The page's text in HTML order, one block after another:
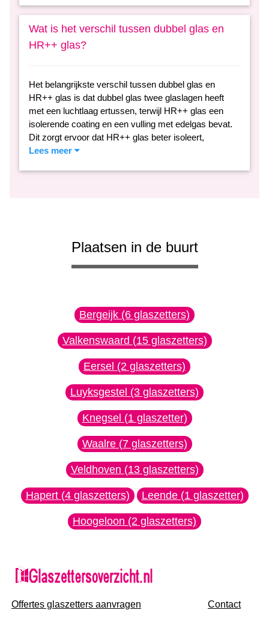
Wat is het verschil tussen dubbel glas en
HR++ glas?
Het belangrijkste verschil tussen dubbel glas en
HR++ glas is dat dubbel glas twee glaslagen heeft
met een luchtlaag ertussen, terwijl HR++ glas een
isolerende coating en een vulling met edelgas bevat.
Dit zorgt ervoor dat HR++ glas beter isoleert,
Lees meer
Plaatsen in de buurt
Bergeijk (6 glaszetters)
Valkenswaard (15 glaszetters)
Eersel (2 glaszetters)
Luyksgestel (3 glaszetters)
Knegsel (1 glaszetter)
Waalre (7 glaszetters)
Veldhoven (13 glaszetters)
Hapert (4 glaszetters) Leende (1 glaszetter)
Hoogeloon (2 glaszetters)
Offertes glaszetters aanvragen Contact